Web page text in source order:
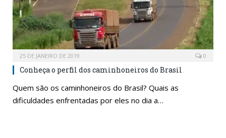
25 DE JANEIRO DE 2019 0
Conheça o perfil dos caminhoneiros do Brasil
Quem são os caminhoneiros do Brasil? Quais as
dificuldades enfrentadas por eles no dia a…